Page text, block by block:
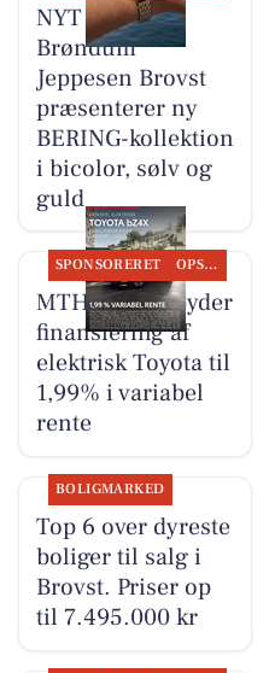
NYT SYN
Brøndum
Jeppesen Brovst
præsenterer ny
BERING-kollektion
i bicolor, sølv og
guld
SPONSORERET OPSLAGSTAVLEN
MTH Biler tilbyder
finansiering af
elektrisk Toyota til
1,99% i variabel
rente
BOLIGMARKED
Top 6 over dyreste
boliger til salg i
Brovst. Priser op
til 7.495.000 kr